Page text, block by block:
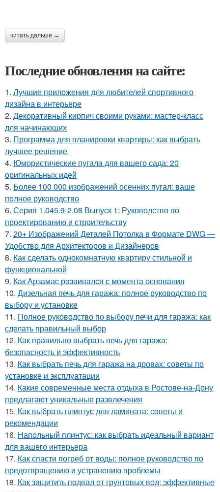
читать дальше →
Последние обновления на сайте:
1. Лучшие приложения для любителей спортивного
дизайна в интерьере
2. Декоративный кирпич своими руками: мастер-класс
для начинающих
3. Программа для планировки квартиры: как выбрать
лучшее решение
4. Юмористические пугала для вашего сада: 20
оригинальных идей
5. Более 100 000 изображений осенних пугал: ваше
полное руководство
6. Серия 1.045.9-2.08 Выпуск 1: Руководство по
проектированию и строительству
7. 20+ Изображений Деталей Потолка в Формате DWG —
Удобство для Архитекторов и Дизайнеров
8. Как сделать однокомнатную квартиру стильной и
функциональной
9. Как Арзамас развивался с момента основания
10. Дизельная печь для гаража: полное руководство по
выбору и установке
11. Полное руководство по выбору печи для гаража: как
сделать правильный выбор
12. Как правильно выбрать печь для гаража:
безопасность и эффективность
13. Как выбрать печь для гаража на дровах: советы по
установке и эксплуатации
14. Какие современные места отдыха в Ростове-на-Дону
предлагают уникальные развлечения
15. Как выбрать плинтус для ламината: советы и
рекомендации
16. Напольный плинтус: как выбрать идеальный вариант
для вашего интерьера
17. Как спасти погреб от воды: полное руководство по
предотвращению и устранению проблемы
18. Как защитить подвал от грунтовых вод: эффективные